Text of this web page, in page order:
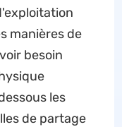
manières de
besoin
les
de partage